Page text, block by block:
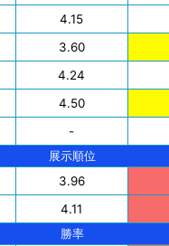
4.15
3.60
4.24
4.50
-
展示順位
3.96
4.11
勝率